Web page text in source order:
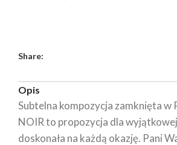
Share:
Opis
Subtelna kompozycja zamknięta w
NOIR to propozycja dla
doskonała na każdą okazję. Pani